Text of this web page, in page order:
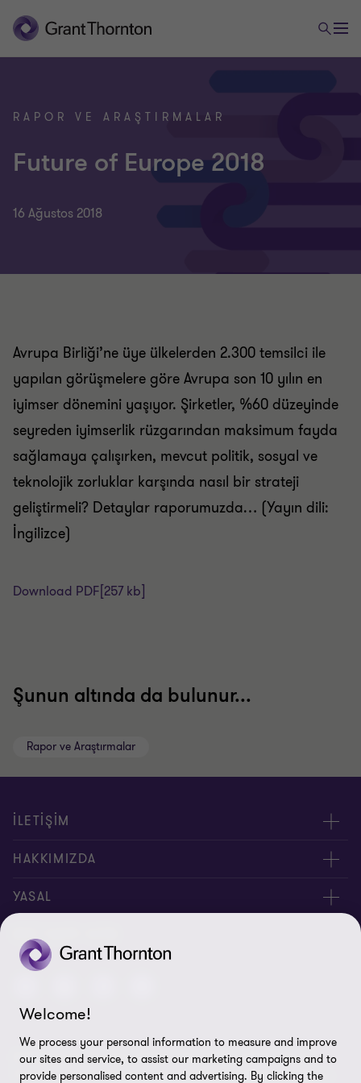
RAPOR VE ARAŞTIRMALAR
Future of Europe 2018
16 Ağustos 2018
Avrupa Birliği’ne üye ülkelerden 2.300 temsilci ile
yapılan görüşmelere göre Avrupa son 10 yılın en
iyimser dönemini yaşıyor. Şirketler, %60 düzeyinde
seyreden iyimserlik rüzgarından maksimum fayda
sağlamaya çalışırken, mevcut politik, sosyal ve
teknolojik zorluklar karşında nasıl bir strateji
geliştirmeli? Detaylar raporumuzda… (Yayın dili:
İngilizce)
Download PDF [257 kb]
Şunun altında da bulunur...
Rapor ve Araştırmalar
İLETİŞİM
Yöneticilerimiz
Bizimle İletişime Geçin
HAKKIMIZDA
Hakkımızda
YASAL
Kişisel Verilerin Korunması Kanunu
Site Haritası
Çerez Tercihleri
BIZI TAKIP EDIN
© 2026 Grant Thornton Türkiye. Tüm hakları saklıdır. "Grant
Thornton", Grant Thornton üye firmalarının bağlı bulunduğu ve
Welcome!
We process your personal information to measure and improve
our sites and service, to assist our marketing campaigns and to
provide personalised content and advertising. By clicking the